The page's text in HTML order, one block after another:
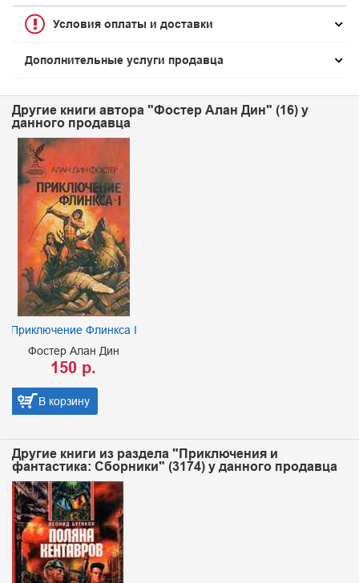
Условия оплаты и доставки
Дополнительные услуги продавца
Другие книги автора "Фостер Алан Дин" (16) у
данного продавца
I
Другие книги из раздела "Приключения и
фантастика: Сборники" (3174) у данного продавца